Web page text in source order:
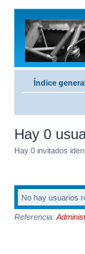
Índice
Hay 0
Hay 0 invitados
No hay usuarios
Referencia: